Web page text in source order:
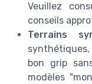
Veuillez
conseils
Terrains
bon grip
modèles